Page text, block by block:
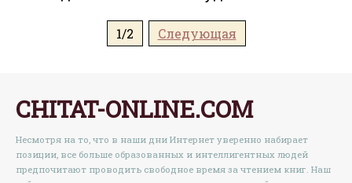
1/2 Следующая
CHITAT-ONLINE.COM
Несмотря на то, что в наши дни Интернет уверенно набирает
позиции, все больше образованных и интеллигентных людей
предпочитают проводить свободное время за чтением книг. Наш